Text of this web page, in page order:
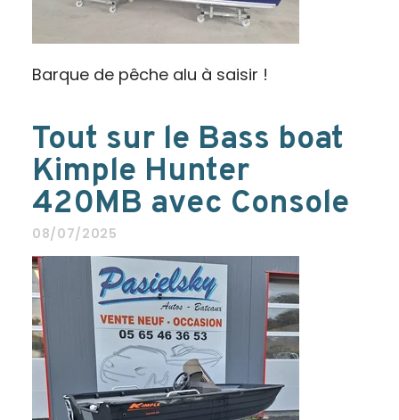
Barque de pêche alu à saisir !
Tout sur le Bass boat
Kimple Hunter
420MB avec Console
08/07/2025